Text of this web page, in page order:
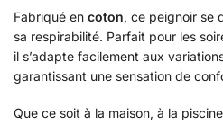
Fabriqué en coton, ce peignoir se
sa respirabilité. Parfait pour les
il s’adapte facilement aux
garantissant une sensation de
Que ce soit à la maison, à la